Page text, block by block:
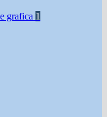
grafica 1